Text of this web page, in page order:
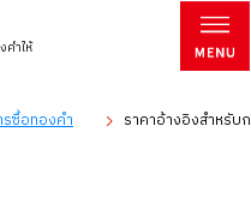
คำให้
รซื้อทองคำ ราคาอ้างอิงสำหรับ